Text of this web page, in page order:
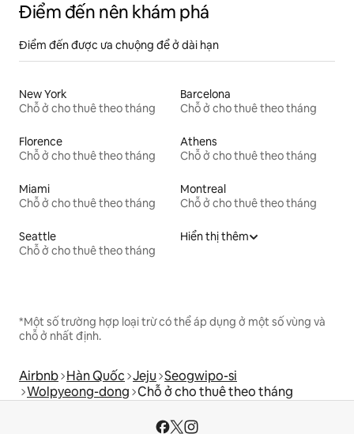
Điểm đến nên khám phá
Điểm đến được ưa chuộng để ở dài hạn
New York
Chỗ ở cho thuê theo tháng
Barcelona
Chỗ ở cho thuê theo tháng
Florence
Chỗ ở cho thuê theo tháng
Athens
Chỗ ở cho thuê theo tháng
Miami
Chỗ ở cho thuê theo tháng
Montreal
Chỗ ở cho thuê theo tháng
Seattle
Chỗ ở cho thuê theo tháng
Hiển thị thêm
*Một số trường hợp loại trừ có thể áp dụng ở một số vùng và
chỗ ở nhất định.
Airbnb Hàn Quốc Jeju Seogwipo-si
Wolpyeong-dong Chỗ ở cho thuê theo tháng